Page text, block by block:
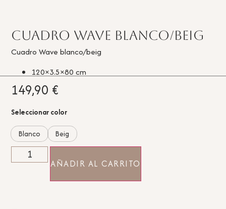
Cuadro Wave blanco/beig
Cuadro Wave blanco/beig
120×3.5×80 cm
149,90 €
Seleccionar color
Blanco Beig
AÑADIR AL CARRITO